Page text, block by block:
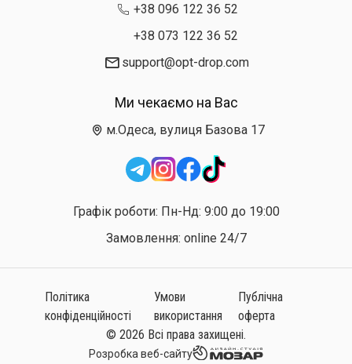
+38 096 122 36 52
+38 073 122 36 52
support@opt-drop.com
Ми чекаємо на Вас
м.Одеса, вулиця Базова 17
Графік роботи: Пн-Нд: 9:00 до 19:00
Замовлення: online 24/7
Політика
конфіденційності
Умови
використання
Публічна
оферта
© 2026 Всі права захищені.
Розробка веб-сайту